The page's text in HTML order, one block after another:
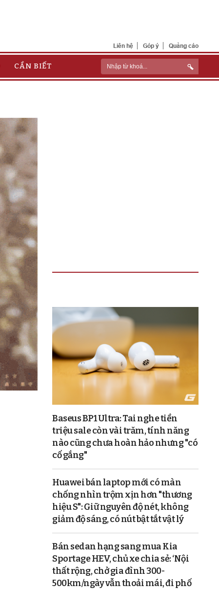
Liên hệ Góp ý Quảng cáo
CẦN BIẾT
Baseus BP1 Ultra: Tai nghe tiền
triệu sale còn vài trăm, tính năng
nào cũng chưa hoàn hảo nhưng "có
cố gắng"
Huawei bán laptop mới có màn
chống nhìn trộm xịn hơn "thương
hiệu S": Giữ nguyên độ nét, không
giảm độ sáng, có nút bật tắt vật lý
Bán sedan hạng sang mua Kia
Sportage HEV, chủ xe chia sẻ: ‘Nội
thất rộng, chở gia đình 300-
500km/ngày vẫn thoải mái, đi phố